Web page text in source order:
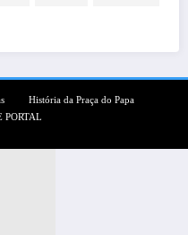
História da Praça do Papa
PORTAL